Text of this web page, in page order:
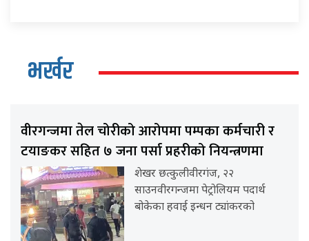
भर्खर
वीरगन्जमा तेल चोरीको आरोपमा पम्पका कर्मचारी र
टयाङकर सहित ७ जना पर्सा प्रहरीको नियन्त्रणमा
शेखर छत्कुलीवीरगंज, २२
साउनवीरगन्जमा पेट्रोलियम पदार्थ
बोकेका हवाई इन्धन ट्यांकरको